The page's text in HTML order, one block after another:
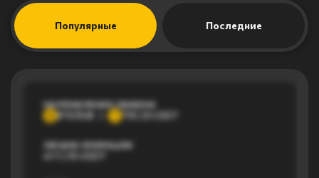
Популярные Последние
НАПРАВЛЕНИЕ ОБМЕНА
ВТБ RUB T
ОБЪЕМ ОПЕРАЦИИ